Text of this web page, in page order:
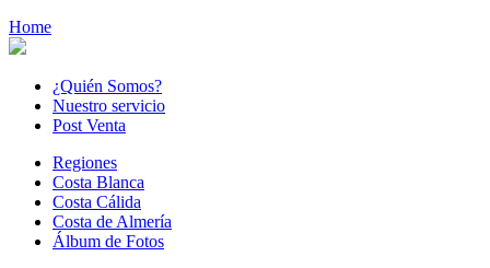
Home
¿Quién Somos?
Nuestro servicio
Post Venta
Regiones
Costa Blanca
Costa Cálida
Costa de Almería
Álbum de Fotos